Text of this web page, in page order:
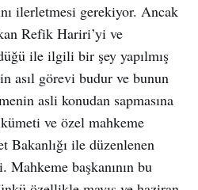
ilerletmesi gerekiyor. Ancak
Refik Hariri’yi ve
ile ilgili bir şey yapılmış
asıl görevi budur ve bunun
asli konudan sapmasına
ve özel mahkeme
Bakanlığı ile düzenlenen
başkanının bu